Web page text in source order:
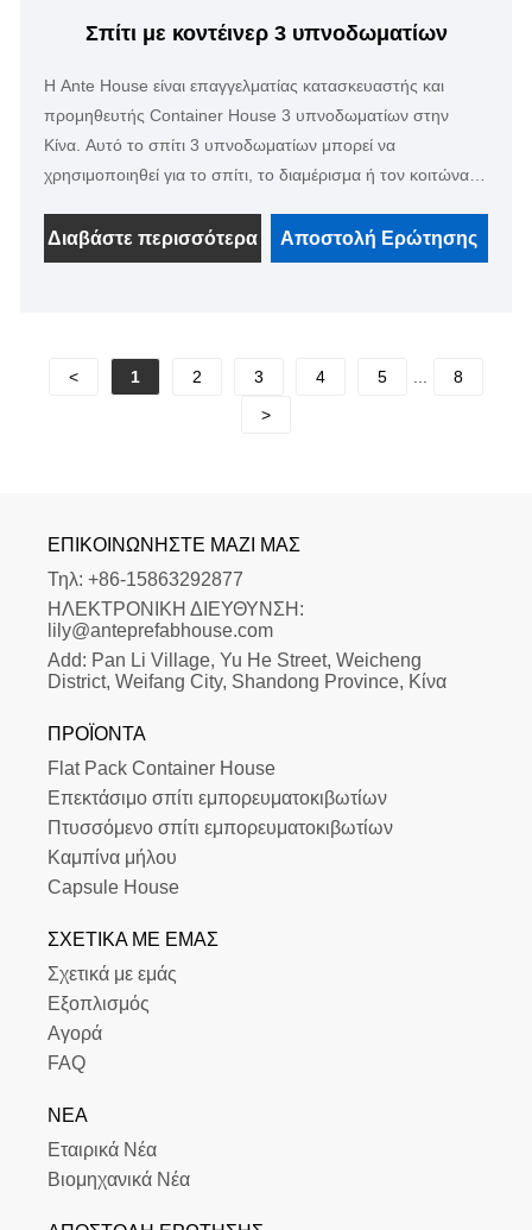
Σπίτι με κοντέινερ 3 υπνοδωματίων
Η Ante House είναι επαγγελματίας κατασκευαστής και
προμηθευτής Container House 3 υπνοδωματίων στην
Κίνα. Αυτό το σπίτι 3 υπνοδωματίων μπορεί να
χρησιμοποιηθεί για το σπίτι, το διαμέρισμα ή τον κοιτώνα
οποιουδήποτε χρώματος, μπορεί επίσης να είναι με
κουζίνα, μπάνιο και σαλόνι. Ο μηχανικός μας μπορεί να
σχεδιασμός.
Διαβάστε περισσότερα Αποστολή Ερώτησης
< 1 2 3 4 5 ...
8
>
ΕΠΙΚΟΙΝΩΝΉΣΤΕ ΜΑΖΊ ΜΑΣ
Τηλ: +86-15863292877
ΗΛΕΚΤΡΟΝΙΚΗ ΔΙΕΥΘΥΝΣΗ:
lily@anteprefabhouse.com
Add: Pan Li Village, Yu He Street, Weicheng
District, Weifang City, Shandong Province, Κίνα
ΠΡΟΪΌΝΤΑ
Flat Pack Container House
Επεκτάσιμο σπίτι εμπορευματοκιβωτίων
Πτυσσόμενο σπίτι εμπορευματοκιβωτίων
Καμπίνα μήλου
Capsule House
ΣΧΕΤΙΚΆ ΜΕ ΕΜΆΣ
Σχετικά με εμάς
Εξοπλισμός
Αγορά
FAQ
ΝΈΑ
Εταιρικά Νέα
Βιομηχανικά Νέα